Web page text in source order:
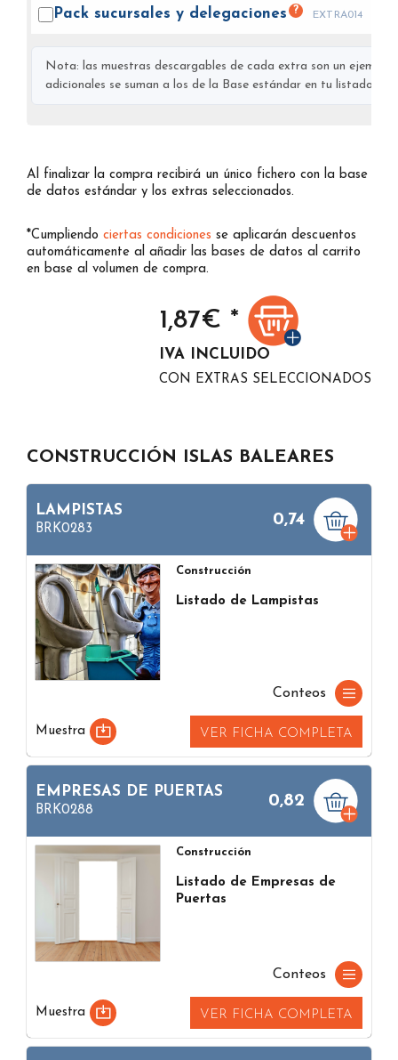
Pack sucursales y delegaciones ? EXTRA014
Nota: las muestras descargables de cada extra son un
adicionales se suman a los de la Base estándar en tu listado
Al finalizar la compra recibirá un único fichero con la base
de datos estándar y los extras seleccionados.
*Cumpliendo ciertas condiciones se aplicarán descuentos
automáticamente al añadir las bases de datos al carrito
en base al volumen de compra.
1,87€ *
IVA INCLUIDO
CON EXTRAS SELECCIONADOS
CONSTRUCCIÓN ISLAS BALEARES
LAMPISTAS
BRK0283
0,74
Construcción
Listado de Lampistas
Conteos
Muestra VER FICHA COMPLETA
EMPRESAS DE PUERTAS
BRK0288
0,82
Construcción
Listado de Empresas de
Puertas
Conteos
Muestra VER FICHA COMPLETA